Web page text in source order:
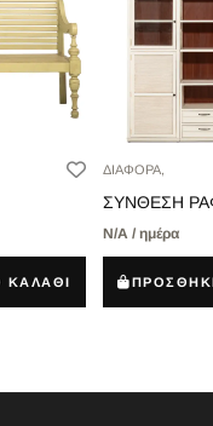
ΔΙΑΦΟΡΑ,
ΣΥΝΘΕΣΗ
Ν/Α / ημέρα